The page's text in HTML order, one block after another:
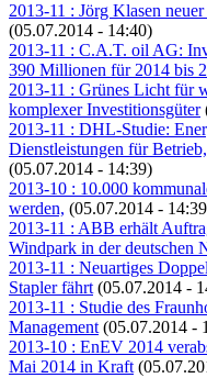
2013-11 : Jörg Klasen
(05.07.2014 - 14:40)
2013-11 : C.A.T. oil AG:
390 Millionen für 2014 bis
2013-11 : Grünes Licht für
komplexer Investitionsgüter
2013-11 : DHL-Studie:
Dienstleistungen für
(05.07.2014 - 14:39)
2013-10 : 10.000
werden, (05.07.2014 -
2013-11 : ABB erhält
Windpark in der deutschen
2013-11 : Neuartiges
Stapler fährt (05.07.2014 -
2013-11 : Studie des
Management (05.07.2014 -
2013-10 : EnEV 2014
Mai 2014 in Kraft